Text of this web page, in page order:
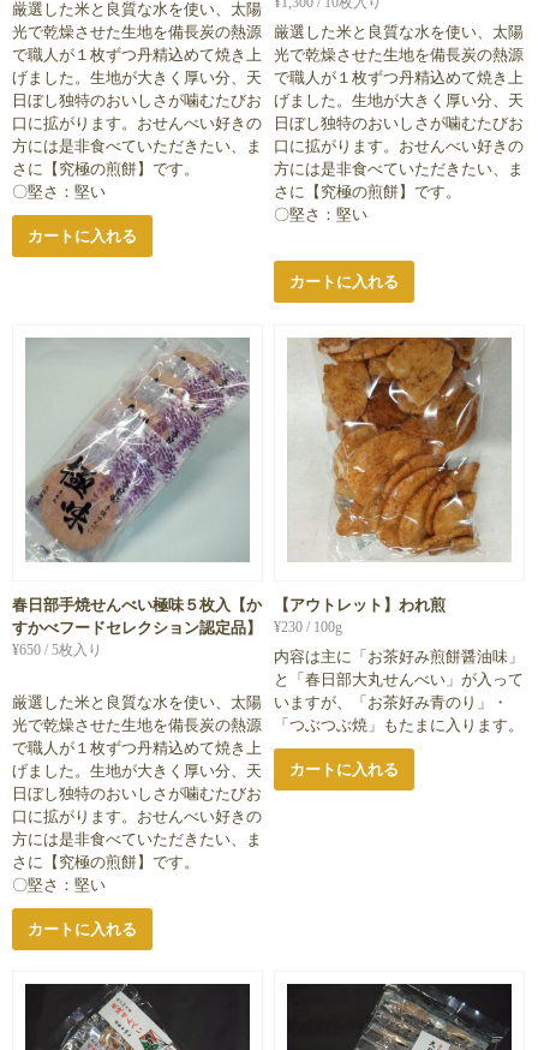
厳選した米と良質な水を使い、太陽
光で乾燥させた生地を備長炭の熱源
で職人が１枚ずつ丹精込めて焼き上
げました。生地が大きく厚い分、天
日ぼし独特のおいしさが噛むたびお
口に拡がります。おせんべい好きの
方には是非食べていただきたい、ま
さに【究極の煎餅】です。
〇堅さ：堅い
カートに入れる
厳選した米と良質な水を使い、太陽
光で乾燥させた生地を備長炭の熱源
で職人が１枚ずつ丹精込めて焼き上
げました。生地が大きく厚い分、天
日ぼし独特のおいしさが噛むたびお
口に拡がります。おせんべい好きの
方には是非食べていただきたい、ま
さに【究極の煎餅】です。
〇堅さ：堅い
カートに入れる
春日部手焼せんべい極味５枚入【か
すかべフードセレクション認定品】
¥650 / 5枚入り
厳選した米と良質な水を使い、太陽
光で乾燥させた生地を備長炭の熱源
で職人が１枚ずつ丹精込めて焼き上
げました。生地が大きく厚い分、天
日ぼし独特のおいしさが噛むたびお
口に拡がります。おせんべい好きの
方には是非食べていただきたい、ま
さに【究極の煎餅】です。
〇堅さ：堅い
カートに入れる
【アウトレット】われ煎
¥230 / 100g
内容は主に「お茶好み煎餅醤油味」
と「春日部大丸せんべい」が入って
いますが、「お茶好み青のり」・
「つぶつぶ焼」もたまに入ります。
カートに入れる